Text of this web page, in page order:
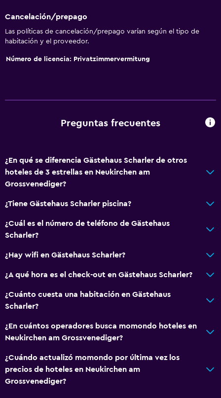
Cancelación/prepago
Las políticas de cancelación/prepago varían según el tipo de
habitación y el proveedor.
Número de licencia: Privatzimmervermitung
Preguntas frecuentes
¿En qué se diferencia Gästehaus Scharler de otros
hoteles de 3 estrellas en Neukirchen am
Grossvenediger?
¿Tiene Gästehaus Scharler piscina?
¿Cuál es el número de teléfono de Gästehaus
Scharler?
¿Hay wifi en Gästehaus Scharler?
¿A qué hora es el check-out en Gästehaus Scharler?
¿Cuánto cuesta una habitación en Gästehaus
Scharler?
¿En cuántos operadores busca momondo hoteles en
Neukirchen am Grossvenediger?
¿Cuándo actualizó momondo por última vez los
precios de hoteles en Neukirchen am
Grossvenediger?